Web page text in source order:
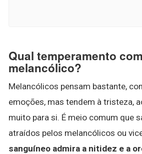
Qual temperamento
melancólico?
Melancólicos pensam bastante,
emoções, mas tendem à tristeza,
muito para si. É meio comum que
atraídos pelos melancólicos ou
sanguíneo admira a nitidez e a